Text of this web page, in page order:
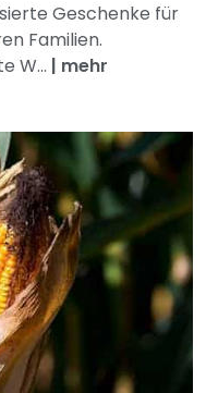
Geschenke für
Familien.
W... | mehr